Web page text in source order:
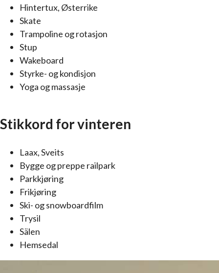
Hintertux, Østerrike
Skate
Trampoline og rotasjon
Stup
Wakeboard
Styrke- og kondisjon
Yoga og massasje
Stikkord for vinteren
Laax, Sveits
Bygge og preppe railpark
Parkkjøring
Fri­kjø­ring
Ski- og snowboardfilm
Trysil
Sälen
Hemsedal